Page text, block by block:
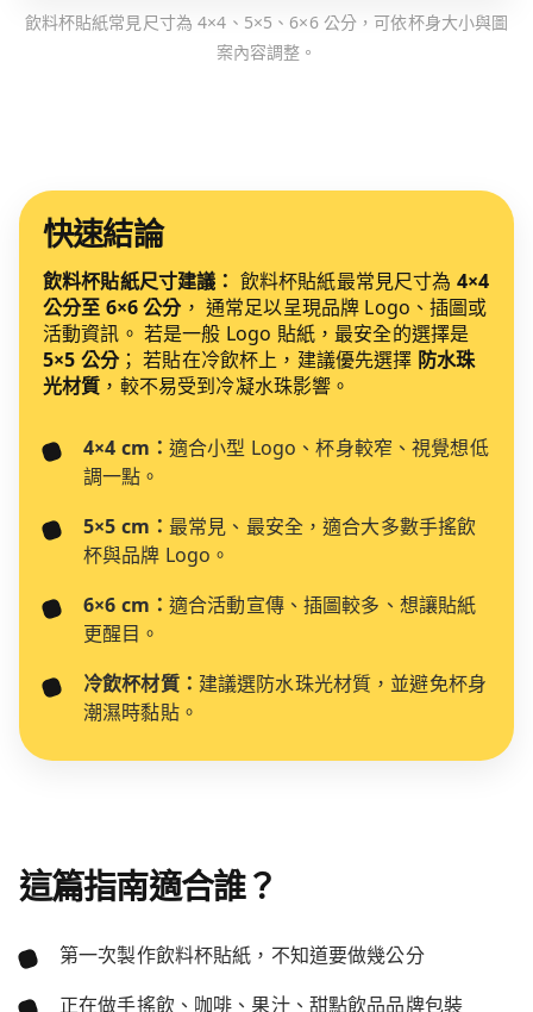
飲料杯貼紙常見尺寸為 4×4、5×5、6×6 公分，可依杯身大小與圖
案內容調整。
快速結論
飲料杯貼紙尺寸建議： 飲料杯貼紙最常見尺寸為 4×4
公分至 6×6 公分， 通常足以呈現品牌 Logo、插圖或
活動資訊。 若是一般 Logo 貼紙，最安全的選擇是
5×5 公分； 若貼在冷飲杯上，建議優先選擇 防水珠
光材質 ，較不易受到冷凝水珠影響。
4×4 cm： 適合小型 Logo、杯身較窄、視覺想低
調一點。
5×5 cm： 最常見、最安全，適合大多數手搖飲
杯與品牌 Logo。
6×6 cm： 適合活動宣傳、插圖較多、想讓貼紙
更醒目。
冷飲杯材質： 建議選防水珠光材質，並避免杯身
潮濕時黏貼。
這篇指南適合誰？
第一次製作飲料杯貼紙，不知道要做幾公分
正在做手搖飲、咖啡、果汁、甜點飲品品牌包裝